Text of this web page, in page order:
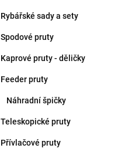
Rybářské sady a sety
Spodové pruty
Kaprové pruty - děličky
Feeder pruty
Náhradní špičky
Teleskopické pruty
Přívlačové pruty